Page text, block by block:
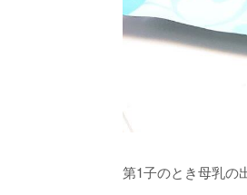
第1子のとき母乳の